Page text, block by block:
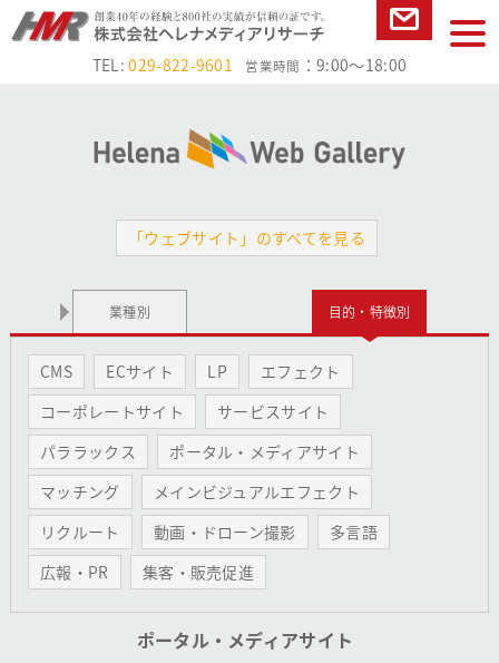
本文へ
わせ
TEL:029-822-9601 営業時間 ：9:00～18:00
「ウェブサイト」のすべてを見る
業種別 目的・特徴別
CMS ECサイト LP
エフェクト
コーポレートサイト
サービスサイト
パララックス
ポータル・メディアサイト
マッチング
メインビジュアルエフェクト
リクルート
動画・ドローン撮影
多言語
広報・PR
集客・販売促進
ポータル・メディアサイト